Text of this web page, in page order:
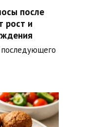
после
рост и